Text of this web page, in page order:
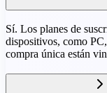
Sí. Los planes de
dispositivos, como
compra única están